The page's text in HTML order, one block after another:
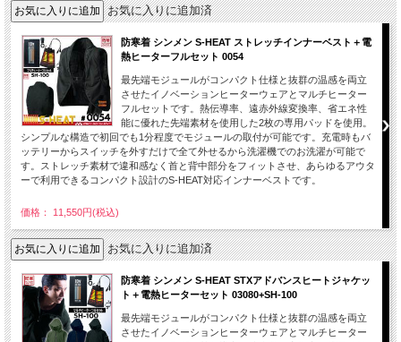
お気に入りに追加済
防寒着 シンメン S-HEAT ストレッチインナーベスト＋電
熱ヒーターフルセット 0054
最先端モジュールがコンパクト仕様と抜群の温感を両立
させたイノベーションヒーターウェアとマルチヒーター
フルセットです。熱伝導率、遠赤外線変換率、省エネ性
能に優れた先端素材を使用した2枚の専用パッドを使用。
シンプルな構造で初回でも1分程度でモジュールの取付が可能です。充電時もバ
ッテリーからスイッチを外すだけで全て外せるから洗濯機でのお洗濯が可能で
す。ストレッチ素材で違和感なく首と背中部分をフィットさせ、あらゆるアウタ
ーで利用できるコンパクト設計のS-HEAT対応インナーベストです。
価格： 11,550円(税込)
お気に入りに追加済
防寒着 シンメン S-HEAT STXアドバンスヒートジャケッ
ト＋電熱ヒーターセット 03080+SH-100
最先端モジュールがコンパクト仕様と抜群の温感を両立
させたイノベーションヒーターウェアとマルチヒーター